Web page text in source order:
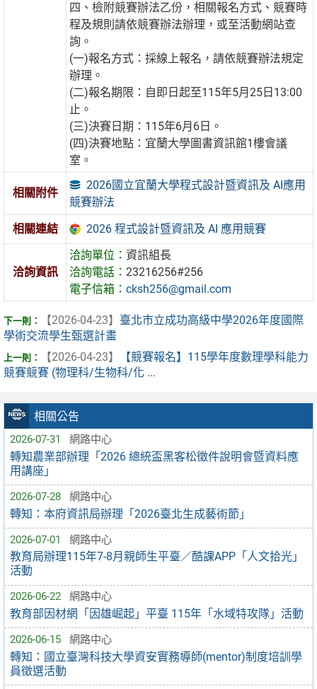
相關公告
2026-07-31 網路中心
轉知農業部辦理「2026 總統盃黑客松徵件說明會暨資料應
用講座」
2026-07-28 網路中心
轉知：本府資訊局辦理「2026臺北生成藝術節」
2026-07-01 網路中心
教育局辦理115年7-8月親師生平臺／酷課APP「人文拾光」
活動
2026-06-22 網路中心
教育部因材網「因雄崛起」平臺 115年「水域特攻隊」活動
2026-06-15 網路中心
轉知：國立臺灣科技大學資安實務導師(mentor)制度培訓學
員徵選活動
四、檢附競賽辦法乙份，相關報名方式、競賽時
程及規則請依競賽辦法辦理，或至活動網站查
詢。
(一)報名方式：採線上報名，請依競賽辦法規定
辦理。
(二)報名期限：自即日起至115年5月25日13:00
止。
(三)決賽日期：115年6月6日。
(四)決賽地點：宜蘭大學圖書資訊館1樓會議
室。
相關附件
2026國立宜蘭大學程式設計暨資訊及 AI應用
競賽辦法
相關連結 2026 程式設計暨資訊及 AI 應用競賽
洽詢資訊
洽詢單位：資訊組長
洽詢電話：23216256#256
電子信箱：cksh256@gmail.com
【2026-04-23】 臺北市立成功高級中學2026年度國際
學術交流學生甄選計畫
【2026-04-23】
【競賽報名】115學年度數理學科能力
競賽競賽 (物理科/生物科/化 ...